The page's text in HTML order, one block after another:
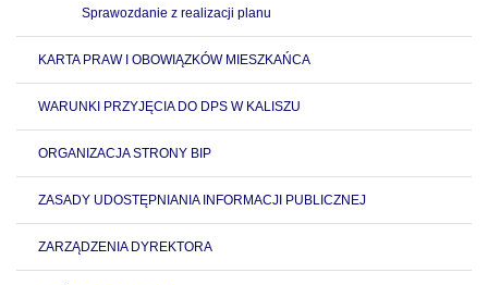
Sprawozdanie z realizacji planu
KARTA PRAW I OBOWIĄZKÓW MIESZKAŃCA
WARUNKI PRZYJĘCIA DO DPS W KALISZU
ORGANIZACJA STRONY BIP
ZASADY UDOSTĘPNIANIA INFORMACJI PUBLICZNEJ
ZARZĄDZENIA DYREKTORA